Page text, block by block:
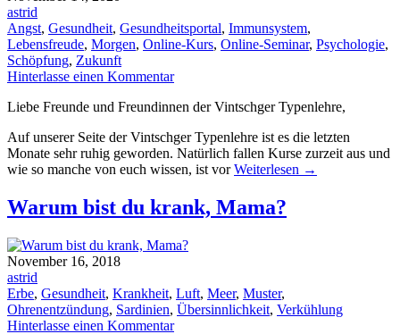
astrid
Angst, Gesundheit, Gesundheitsportal, Immunsystem,
Lebensfreude, Morgen, Online-Kurs, Online-Seminar, Psychologie,
Schöpfung, Zukunft
Hinterlasse einen Kommentar
Liebe Freunde und Freundinnen der Vintschger Typenlehre,
Auf unserer Seite der Vintschger Typenlehre ist es die letzten
Monate sehr ruhig geworden. Natürlich fallen Kurse zurzeit aus und
wie so manche von euch wissen, ist vorWeiterlesen →
Warum bist du krank, Mama?
November 16, 2018
astrid
Erbe, Gesundheit, Krankheit, Luft, Meer, Muster,
Ohrenentzündung, Sardinien, Übersinnlichkeit, Verkühlung
Hinterlasse einen Kommentar